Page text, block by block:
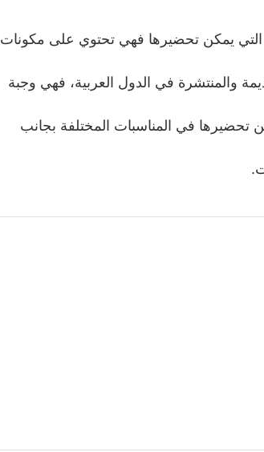
التي يمكن تحضيرها فهي تحتوي على مكونات
والمنتشرة في الدول العربية، فهي وجبة
تحضيرها في المناسبات المختلفة بجانب